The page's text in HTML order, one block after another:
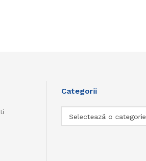
Categorii
Selectează o categorie